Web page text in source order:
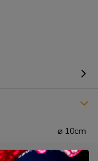
⌀ 10cm
10 cm